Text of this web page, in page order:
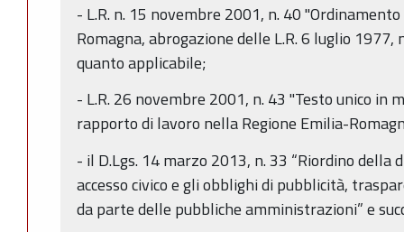
- L.R. n. 15 novembre 2001, n. 40
Romagna, abrogazione delle L.R. 6 luglio
quanto applicabile;
- L.R. 26 novembre 2001, n. 43 "Testo unico in
rapporto di lavoro nella Regione Emilia-
- il D.Lgs. 14 marzo 2013, n. 33 “Riordino
accesso civico e gli obblighi di pubblicità,
da parte delle pubbliche amministrazioni” e